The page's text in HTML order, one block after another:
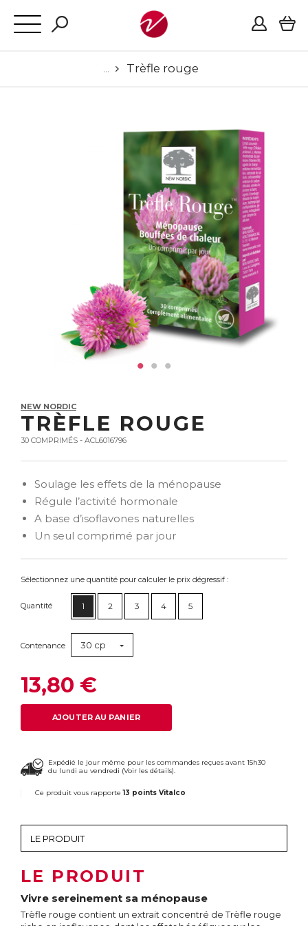
Trèfle rouge
NEW NORDIC
TRÈFLE ROUGE
30 COMPRIMÉS - ACL6016796
Soulage les effets de la ménopause
Régule l’activité hormonale
A base d’isoflavones naturelles
Un seul comprimé par jour
Sélectionnez une quantité pour calculer le prix dégressif :
Quantité 1 2 3 4 5
Contenance 30 cp
13,80 €
AJOUTER AU PANIER
Expédié le jour même pour les commandes reçues avant 15h30
du lundi au vendredi (Voir les détails).
Ce produit vous rapporte13 points Vitalco
LE PRODUIT
Vivre sereinement sa ménopause
Trèfle rouge contient un extrait concentré de Trèfle rouge